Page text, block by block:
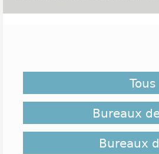
bancaire de manière facile
points de vente et de
dans la vente des
Villeurbanne vous
votre visite dans leurs
Implantation des Tabacs
Bureaux
Bureaux